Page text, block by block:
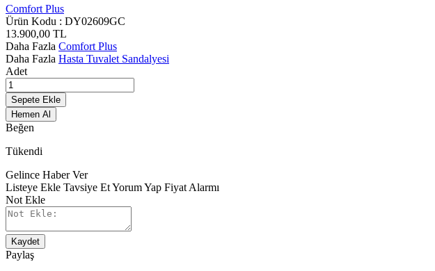
Comfort Plus
Ürün Kodu : DY02609GC
13.900,00 TL
Daha Fazla Comfort Plus
Daha Fazla Hasta Tuvalet Sandalyesi
Adet
Sepete Ekle
Hemen Al
Beğen
Tükendi
Gelince Haber Ver
Listeye Ekle Tavsiye EtYorum Yap Fiyat Alarmı
Not Ekle
Kaydet
Paylaş